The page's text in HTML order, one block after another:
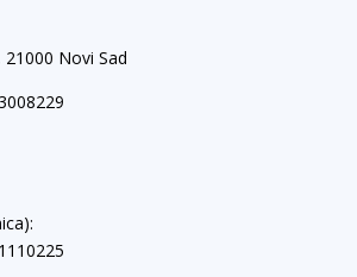
Novi Sad